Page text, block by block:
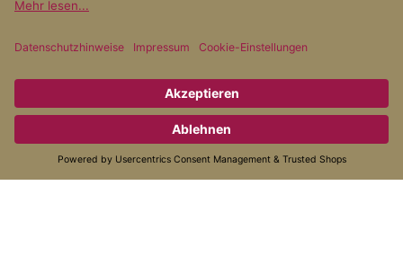
Zahlungsarten
© 2026 Alternativ Gesund
* Alle Preise inkl. gesetzl. Mehrwertsteuer zzgl.
nicht anders angegeben.